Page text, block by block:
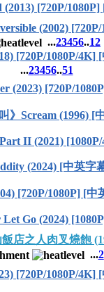
(2013) [720P/
(2002)
...23456..12
[720P/1080P/4K]
...23456..51
(2023) [720P/
》Scream (1996) [
II (2021)
(2024) [中英字
[720P/1080P] [中
Let Go (2024)
店之人肉叉燒飽
...2
[720P/1080P/4K]